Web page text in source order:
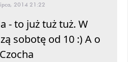
2014 21:22
- to już tuż tuż. W
sobotę od 10 :) A o